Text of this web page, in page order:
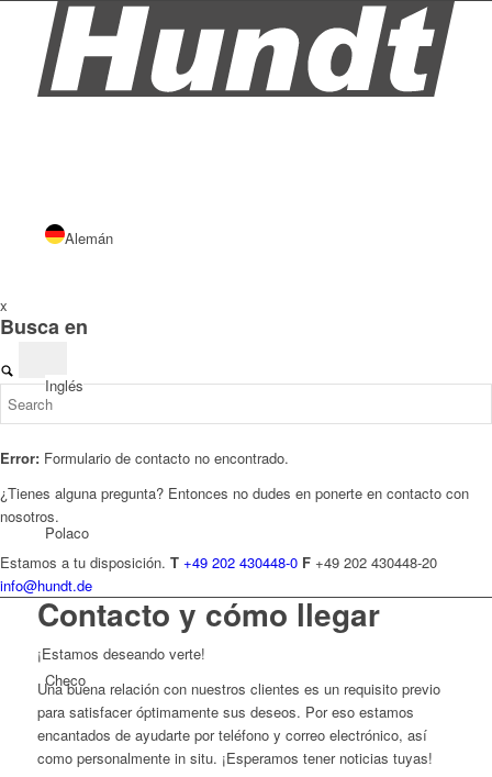
Alemán
Inglés
Polaco
Checo
x
Busca en
Error: Formulario de contacto no encontrado.
¿Tienes alguna pregunta? Entonces no dudes en ponerte en contacto con
nosotros.
Estamos a tu disposición. T +49 202 430448-0 F +49 202 430448-20
info@hundt.de
Contacto y cómo llegar
¡Estamos deseando verte!
Una buena relación con nuestros clientes es un requisito previo
para satisfacer óptimamente sus deseos. Por eso estamos
encantados de ayudarte por teléfono y correo electrónico, así
como personalmente in situ. ¡Esperamos tener noticias tuyas!